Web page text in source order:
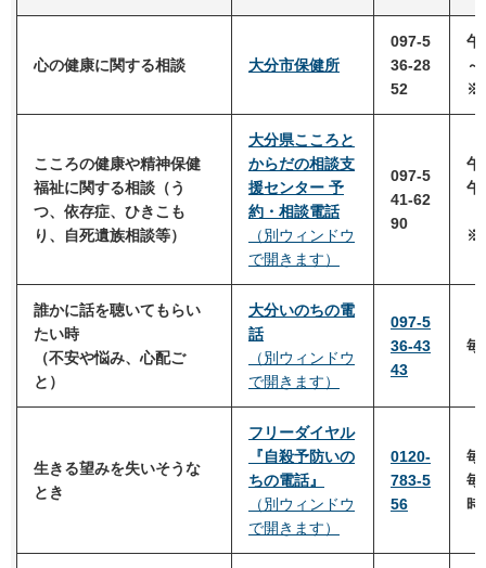
心の健康に関する相談 大分市保健所
097-5
36-28
52
午
※
こころの健康や精神保健
福祉に関する相談（う
つ、依存症、ひきこも
り、自死遺族相談等）
大分県こころと
からだの相談支
援センター 予
約・相談電話
（別ウィンドウ
で開きます）
097-5
41-62
90
午
午
※
誰かに話を聴いてもらい
たい時
（不安や悩み、心配ご
と）
大分いのちの電
話
（別ウィンドウ
で開きます）
097-5
36-43
43
毎
生きる望みを失いそうな
とき
フリーダイヤル
『自殺予防いの
ちの電話』
（別ウィンドウ
で開きます）
0120-
783-5
56
毎
毎
時